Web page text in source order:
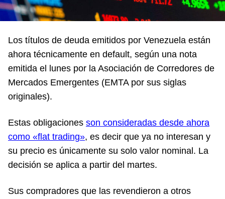
Los títulos de deuda emitidos por Venezuela están
ahora técnicamente en default, según una nota
emitida el lunes por la Asociación de Corredores de
Mercados Emergentes (EMTA por sus siglas
originales).
Estas obligaciones son consideradas desde ahora
como «flat trading», es decir que ya no interesan y
su precio es únicamente su solo valor nominal. La
decisión se aplica a partir del martes.
Sus compradores que las revendieron a otros